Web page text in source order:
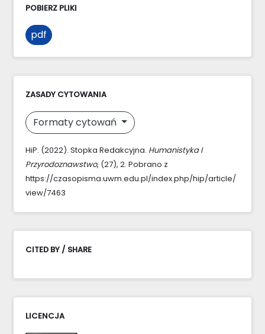
POBIERZ PLIKI
pdf
ZASADY CYTOWANIA
Formaty cytowań
HiP. (2022). Stopka Redakcyjna. Humanistyka I
Przyrodoznawstwo, (27), 2. Pobrano z
https://czasopisma.uwm.edu.pl/index.php/hip/article/
view/7463
CITED BY / SHARE
LICENCJA